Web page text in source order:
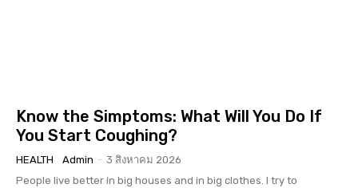
Know the Simptoms: What Will You Do If
You Start Coughing?
HEALTH Admin - 3 สิงหาคม 2026
People live better in big houses and in big clothes. I try to